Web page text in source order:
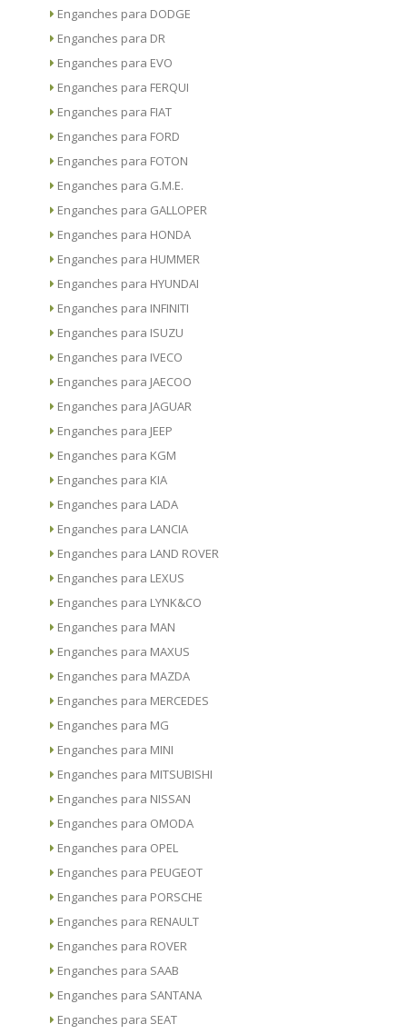
Enganches para DODGE
Enganches para DR
Enganches para EVO
Enganches para FERQUI
Enganches para FIAT
Enganches para FORD
Enganches para FOTON
Enganches para G.M.E.
Enganches para GALLOPER
Enganches para HONDA
Enganches para HUMMER
Enganches para HYUNDAI
Enganches para INFINITI
Enganches para ISUZU
Enganches para IVECO
Enganches para JAECOO
Enganches para JAGUAR
Enganches para JEEP
Enganches para KGM
Enganches para KIA
Enganches para LADA
Enganches para LANCIA
Enganches para LAND ROVER
Enganches para LEXUS
Enganches para LYNK&CO
Enganches para MAN
Enganches para MAXUS
Enganches para MAZDA
Enganches para MERCEDES
Enganches para MG
Enganches para MINI
Enganches para MITSUBISHI
Enganches para NISSAN
Enganches para OMODA
Enganches para OPEL
Enganches para PEUGEOT
Enganches para PORSCHE
Enganches para RENAULT
Enganches para ROVER
Enganches para SAAB
Enganches para SANTANA
Enganches para SEAT